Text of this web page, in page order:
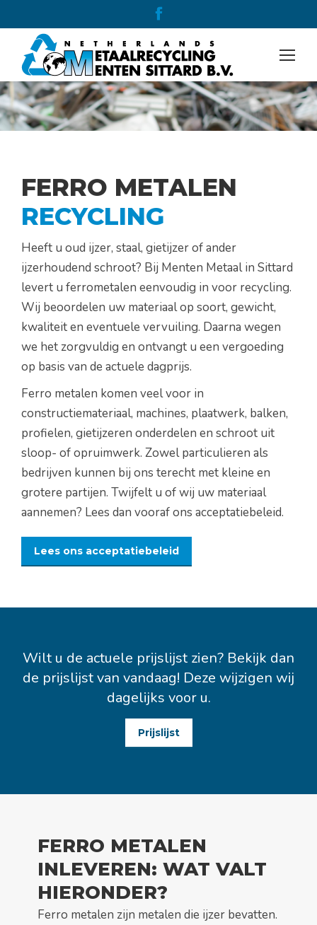
opens
in
new
window
FERRO METALEN
RECYCLING
Heeft u oud ijzer, staal, gietijzer of ander
ijzerhoudend schroot? Bij Menten Metaal in Sittard
levert u ferrometalen eenvoudig in voor recycling.
Wij beoordelen uw materiaal op soort, gewicht,
kwaliteit en eventuele vervuiling. Daarna wegen
we het zorgvuldig en ontvangt u een vergoeding
op basis van de actuele dagprijs.
Ferro metalen komen veel voor in
constructiemateriaal, machines, plaatwerk, balken,
profielen, gietijzeren onderdelen en schroot uit
sloop- of opruimwerk. Zowel particulieren als
bedrijven kunnen bij ons terecht met kleine en
grotere partijen. Twijfelt u of wij uw materiaal
aannemen? Lees dan vooraf ons acceptatiebeleid.
Lees ons acceptatiebeleid
Wilt u de actuele prijslijst zien? Bekijk dan
de prijslijst van vandaag! Deze wijzigen wij
dagelijks voor u.
Prijslijst
FERRO METALEN
INLEVEREN: WAT VALT
HIERONDER?
Ferro metalen zijn metalen die ijzer bevatten.